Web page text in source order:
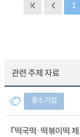
1
관련 주제 자료
중소기업
『떡국떡·떡볶이떡